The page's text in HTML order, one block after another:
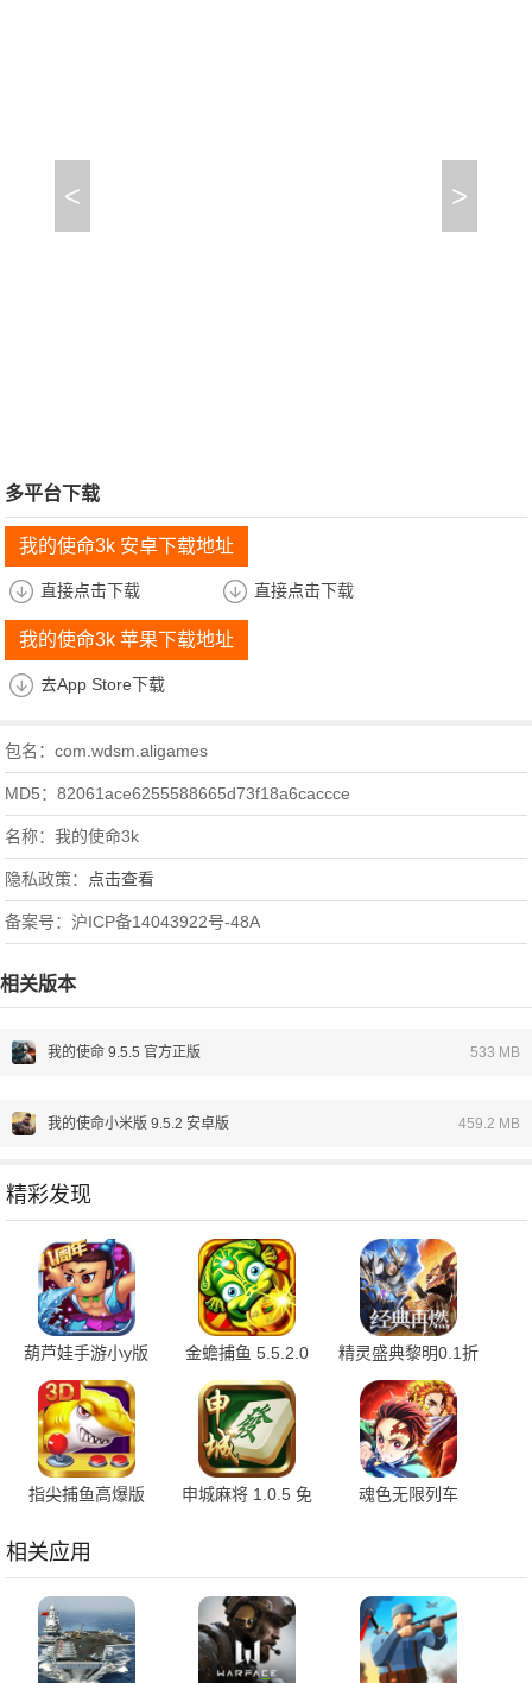
< >
多平台下载
我的使命3k 安卓下载地址
直接点击下载 直接点击下载
我的使命3k 苹果下载地址
去App Store下载
包名：com.wdsm.aligames
MD5：82061ace6255588665d73f18a6caccce
名称：我的使命3k
隐私政策： 点击查看
备案号：沪ICP备14043922号-48A
相关版本
我的使命 9.5.5 官方正版 533 MB
我的使命小米版 9.5.2 安卓版 459.2 MB
精彩发现
葫芦娃手游小y版
4.10.50 最新版
金蟾捕鱼 5.5.2.0
官方版
精灵盛典黎明0.1折
1.00.1 官方版
指尖捕鱼高爆版
申城麻将 1.0.5 免
魂色无限列车
相关应用